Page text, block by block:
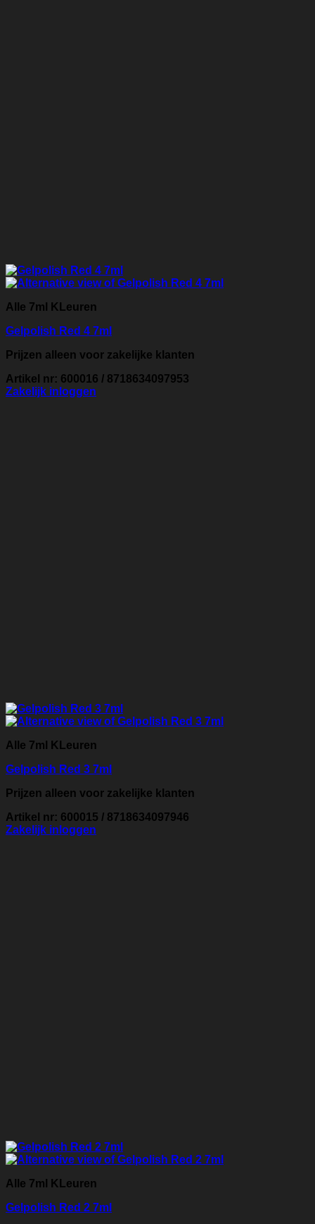
Alle 7ml KLeuren
Gelpolish Red 4 7ml
Prijzen alleen voor zakelijke klanten
Artikel nr: 600016 / 8718634097953
Zakelijk inloggen
Alle 7ml KLeuren
Gelpolish Red 3 7ml
Prijzen alleen voor zakelijke klanten
Artikel nr: 600015 / 8718634097946
Zakelijk inloggen
Alle 7ml KLeuren
Gelpolish Red 2 7ml